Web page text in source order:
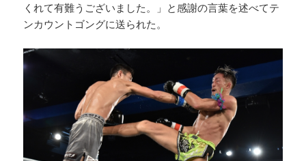
くれて有難うございました。」と感謝の言葉を述べてテ
ンカウントゴングに送られた。